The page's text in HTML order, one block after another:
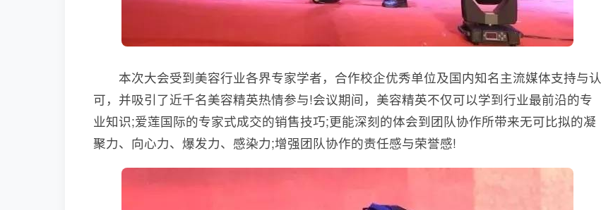
本次大会受到美容行业各界专家学者，合作校企优秀单位及国内知名主流媒体支持与认
可，并吸引了近千名美容精英热情参与!会议期间，美容精英不仅可以学到行业最前沿的专
业知识;爱莲国际的专家式成交的销售技巧;更能深刻的体会到团队协作所带来无可比拟的凝
聚力、向心力、爆发力、感染力;增强团队协作的责任感与荣誉感!